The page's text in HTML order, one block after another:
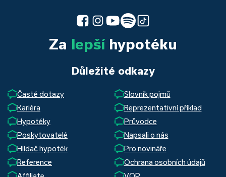
Za lepšíhypotéku
Důležité odkazy
Časté dotazy
Slovník pojmů
Kariéra
Reprezentativní příklad
Hypotéky
Průvodce
Poskytovatelé
Napsali o nás
Hlídač hypoték
Pro novináře
Reference
Ochrana osobních údajů